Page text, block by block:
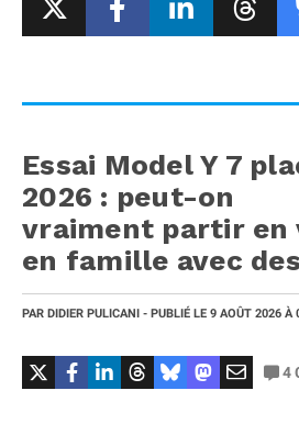
Essai Model Y 7
2026 : peut-on
vraiment partir en
en famille avec
PAR DIDIER PULICANI - PUBLIÉ LE 9 AOÛT 2026 À
4